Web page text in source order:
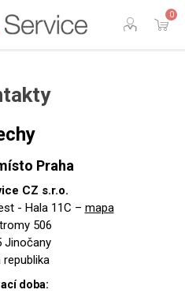
0
Praha
CZ s.r.o.
- Hala 11C – mapa
506
Jinočany
republika
doba: